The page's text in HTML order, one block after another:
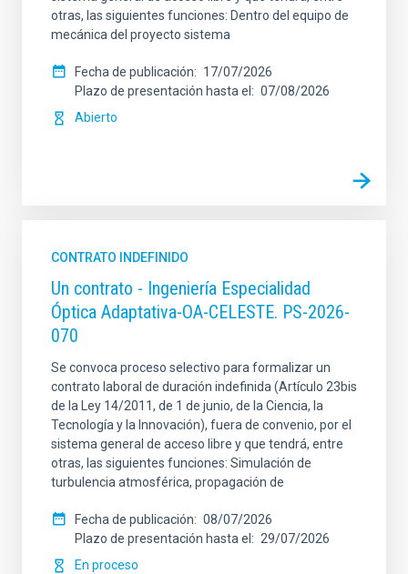
otras, las siguientes funciones: Dentro del equipo de
mecánica del proyecto sistema
Fecha de publicación
17/07/2026
Plazo de presentación hasta el
07/08/2026
Abierto
CONTRATO INDEFINIDO
Un contrato - Ingeniería Especialidad
Óptica Adaptativa-OA-CELESTE. PS-2026-
070
Se convoca proceso selectivo para formalizar un
contrato laboral de duración indefinida (Artículo 23bis
de la Ley 14/2011, de 1 de junio, de la Ciencia, la
Tecnología y la Innovación), fuera de convenio, por el
sistema general de acceso libre y que tendrá, entre
otras, las siguientes funciones: Simulación de
turbulencia atmosférica, propagación de
Fecha de publicación
08/07/2026
Plazo de presentación hasta el
29/07/2026
En proceso